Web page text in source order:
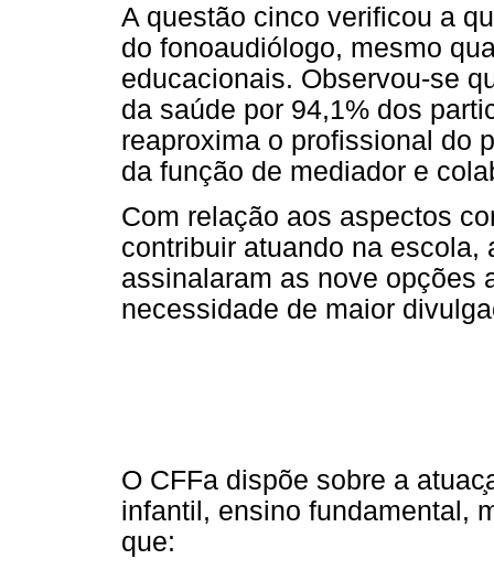
A questão cinco verificou a
do fonoaudiólogo, mesmo
educacionais. Observou-se
da saúde por 94,1% dos
reaproxima o profissional do
da função de mediador e
Com relação aos aspectos
contribuir atuando na escola,
assinalaram as nove opções
necessidade de maior
O CFFa dispõe sobre a atuac
infantil, ensino fundamental,
que: